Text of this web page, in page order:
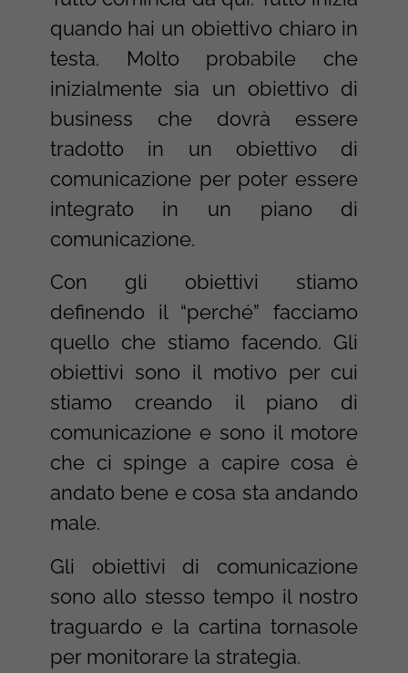
quando hai un obiettivo chiaro in
testa. Molto probabile che
inizialmente sia un obiettivo di
business che dovrà essere
tradotto in un obiettivo di
comunicazione per poter essere
integrato in un piano di
comunicazione.
Con gli obiettivi stiamo
definendo il “perché” facciamo
quello che stiamo facendo. Gli
obiettivi sono il motivo per cui
stiamo creando il piano di
comunicazione e sono il motore
che ci spinge a capire cosa è
andato bene e cosa sta andando
male.
Gli obiettivi di comunicazione
sono allo stesso tempo il nostro
traguardo e la cartina tornasole
per monitorare la strategia.